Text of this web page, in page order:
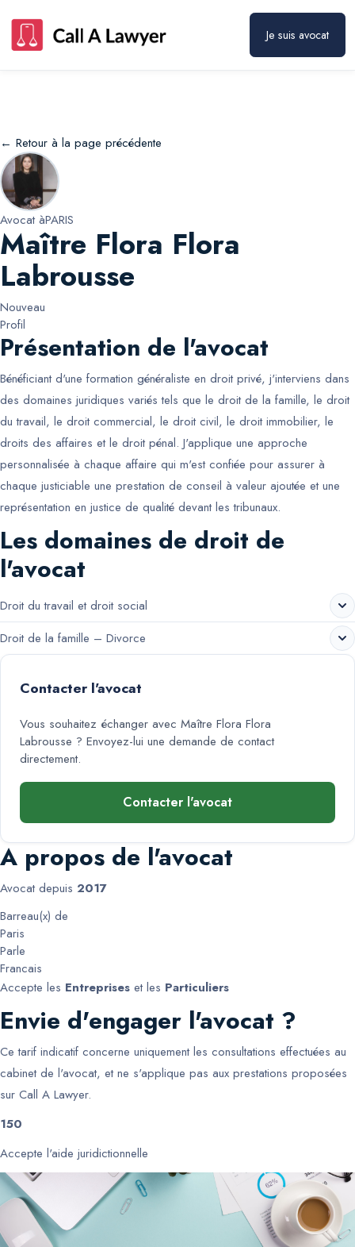
Je suis avocat
← Retour à la page précédente
Avocat àPARIS
Maître Flora Flora
Labrousse
Nouveau
Profil
Présentation de l'avocat
Bénéficiant d'une formation généraliste en droit privé, j'interviens dans
des domaines juridiques variés tels que le droit de la famille, le droit
du travail, le droit commercial, le droit civil, le droit immobilier, le
droits des affaires et le droit pénal. J'applique une approche
personnalisée à chaque affaire qui m'est confiée pour assurer à
chaque justiciable une prestation de conseil à valeur ajoutée et une
représentation en justice de qualité devant les tribunaux.
Les domaines de droit de
l'avocat
Droit du travail et droit social
Droit de la famille – Divorce
Contacter l'avocat
Vous souhaitez échanger avec Maître Flora Flora
Labrousse ? Envoyez-lui une demande de contact
directement.
Contacter l'avocat
A propos de l'avocat
Avocat depuis 2017
Barreau(x) de
Paris
Parle
Francais
Accepte les Entreprises et les Particuliers
Envie d'engager l'avocat ?
Ce tarif indicatif concerne uniquement les consultations effectuées au
cabinet de l'avocat, et ne s'applique pas aux prestations proposées
sur Call A Lawyer.
150
Accepte l'aide juridictionnelle